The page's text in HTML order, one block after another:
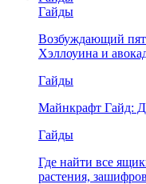
Гайды
Возбуждающий
Хэллоуина и
Гайды
Майнкрафт Гайд:
Гайды
Где найти все
растения,